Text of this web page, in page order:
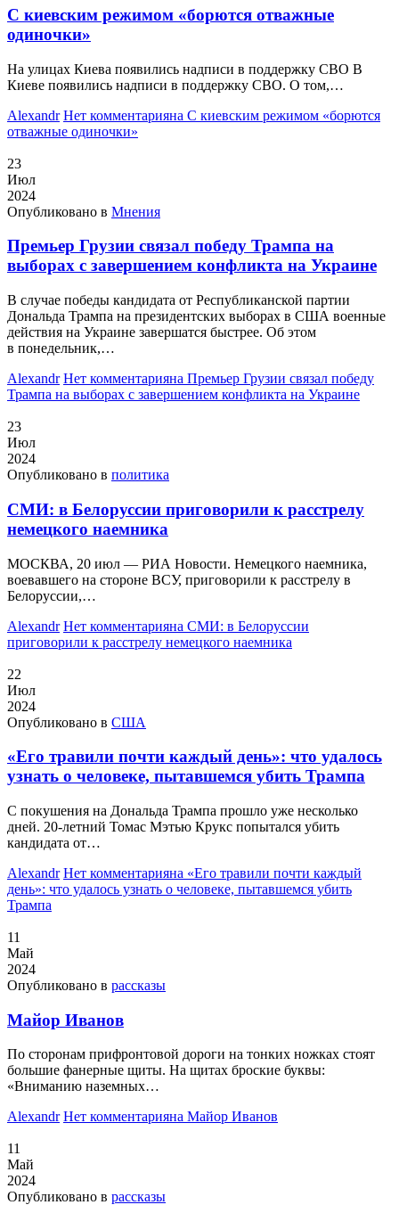
С киевским режимом «борются отважные
одиночки»
На улицах Киева появились надписи в поддержку СВО В
Киеве появились надписи в поддержку СВО. О том,…
Alexandr Нет комментарияна С киевским режимом «борются
отважные одиночки»
23
Июл
2024
Опубликовано в Мнения
Премьер Грузии связал победу Трампа на
выборах с завершением конфликта на Украине
В случае победы кандидата от Республиканской партии
Дональда Трампа на президентских выборах в США военные
действия на Украине завершатся быстрее. Об этом
в понедельник,…
Alexandr Нет комментарияна Премьер Грузии связал победу
Трампа на выборах с завершением конфликта на Украине
23
Июл
2024
Опубликовано в политика
СМИ: в Белоруссии приговорили к расстрелу
немецкого наемника
МОСКВА, 20 июл — РИА Новости. Немецкого наемника,
воевавшего на стороне ВСУ, приговорили к расстрелу в
Белоруссии,…
Alexandr Нет комментарияна СМИ: в Белоруссии
приговорили к расстрелу немецкого наемника
22
Июл
2024
Опубликовано в США
«Его травили почти каждый день»: что удалось
узнать о человеке, пытавшемся убить Трампа
С покушения на Дональда Трампа прошло уже несколько
дней. 20-летний Томас Мэтью Крукс попытался убить
кандидата от…
Alexandr Нет комментарияна «Его травили почти каждый
день»: что удалось узнать о человеке, пытавшемся убить
Трампа
11
Май
2024
Опубликовано в рассказы
Майор Иванов
По сторонам прифронтовой дороги на тонких ножках стоят
большие фанерные щиты. На щитах броские буквы:
«Вниманию наземных…
Alexandr Нет комментарияна Майор Иванов
11
Май
2024
Опубликовано в рассказы